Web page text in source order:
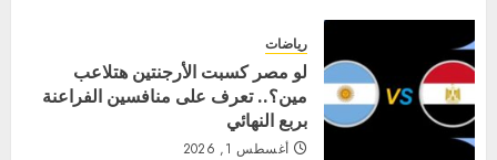
رياضات
لو مصر كسبت الأرجنتين هتلاعب
مين؟.. تعرف على منافسين الفراعنة
بربع النهائي
أغسطس 1, 2026